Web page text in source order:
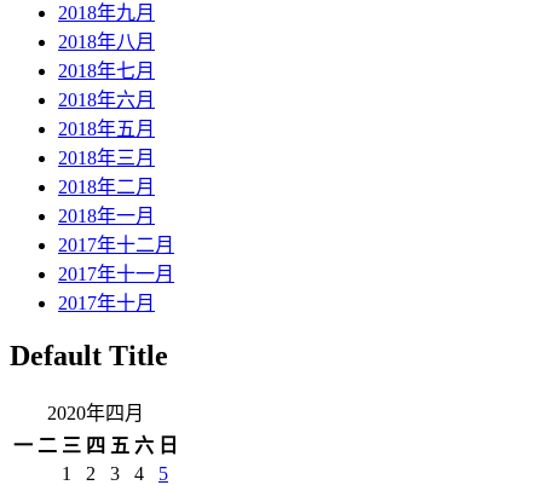
2018年九月
2018年八月
2018年七月
2018年六月
2018年五月
2018年三月
2018年二月
2018年一月
2017年十二月
2017年十一月
2017年十月
Default Title
2020年四月
一 二 三 四 五 六 日
1 2 3 4
5